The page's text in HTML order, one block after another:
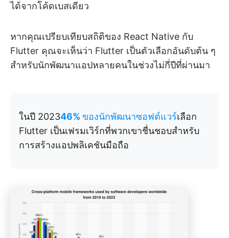
ได้จากโค้ดเบสเดียว
หากคุณเปรียบเทียบสถิติของ React Native กับ
Flutter คุณจะเห็นว่า Flutter เป็นตัวเลือกอันดับต้น ๆ
สำหรับนักพัฒนาแอปหลายคนในช่วงไม่กี่ปีที่ผ่านมา
ในปี 202346% ของนักพัฒนาซอฟต์แวร์เลือก
Flutter เป็นเฟรมเวิร์กที่พวกเขาชื่นชอบสำหรับ
การสร้างแอปพลิเคชันมือถือ